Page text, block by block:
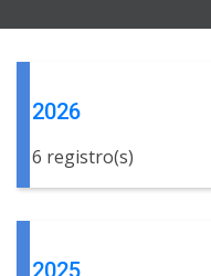
2026
6 registro(s)
2025